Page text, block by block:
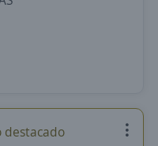
destacado